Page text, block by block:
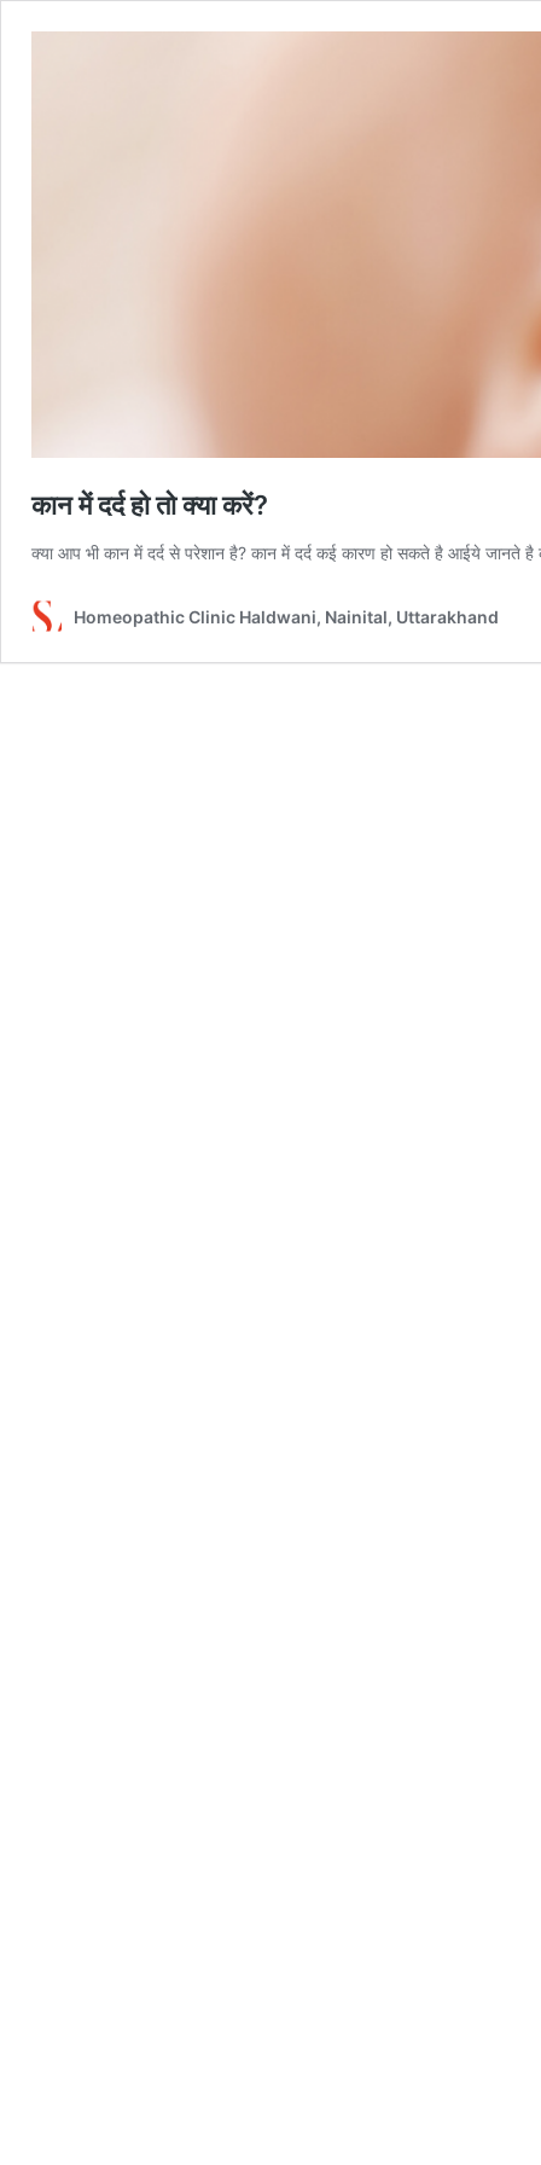
कान में दर्द हो तो क्या करें?
क्या आप भी कान में दर्द से परेशान है? कान में दर्द कई कारण हो सकते है आईये जानते है
Homeopathic Clinic Haldwani, Nainital, Uttarakhand